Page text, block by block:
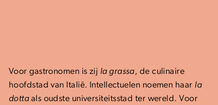
Voor gastronomen is zij la grassa, de culinaire
hoofdstad van Italië. Intellectuelen noemen haar la
dotta als oudste universiteitsstad ter wereld. Voor